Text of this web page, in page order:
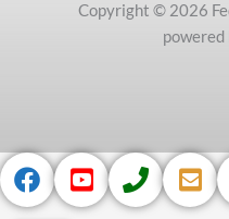
Copyright © 2026
powered